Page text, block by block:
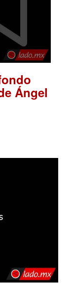
Ángel